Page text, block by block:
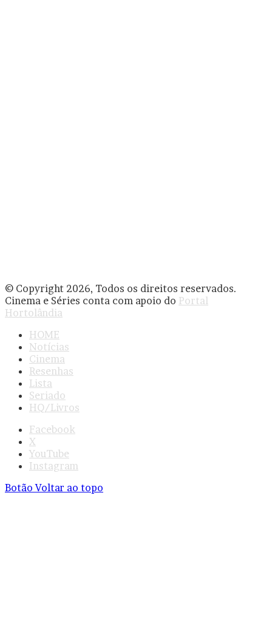
© Copyright 2026, Todos os direitos reservados.
Cinema e Séries conta com apoio do Portal
Hortolândia
HOME
Notícias
Cinema
Resenhas
Lista
Seriado
HQ/Livros
Facebook
X
YouTube
Instagram
Botão Voltar ao topo